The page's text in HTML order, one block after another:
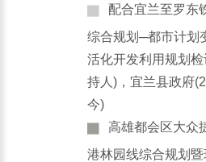
配合宜兰至罗东
综合规划─都市计划
活化开发利用规划
持人)，宜兰县政府
今)
高雄都会区大众
港林园线综合规划